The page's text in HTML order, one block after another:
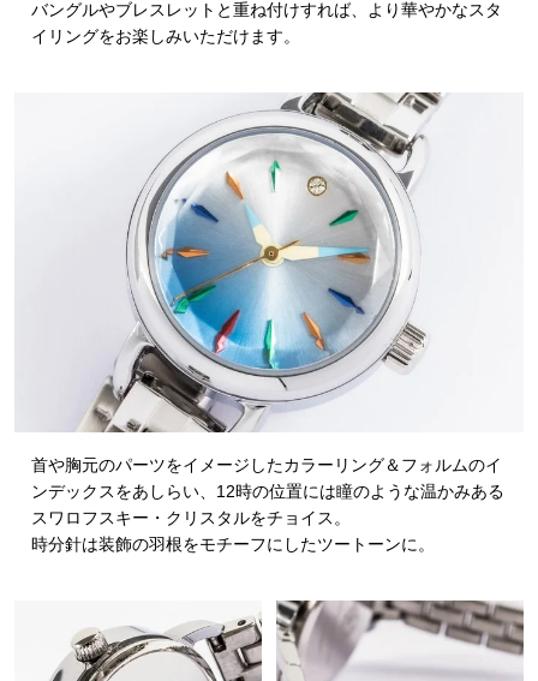
バングルやブレスレットと重ね付けすれば、より華やかなスタ
イリングをお楽しみいただけます。
首や胸元のパーツをイメージしたカラーリング＆フォルムのイ
ンデックスをあしらい、12時の位置には瞳のような温かみある
スワロフスキー・クリスタルをチョイス。
時分針は装飾の羽根をモチーフにしたツートーンに。